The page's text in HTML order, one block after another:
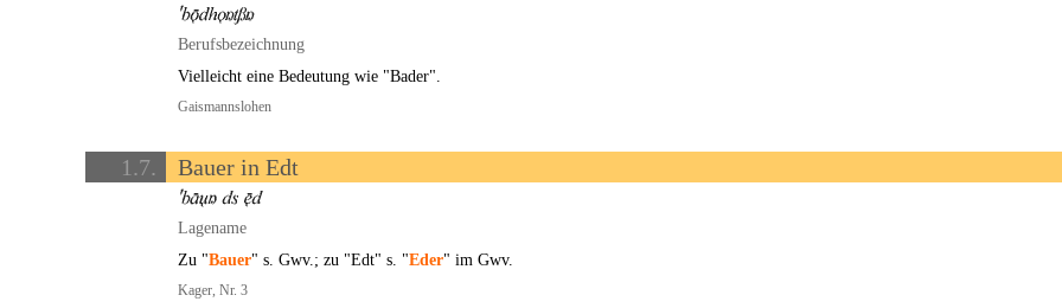
Berufsbezeichnung
Vielleicht eine Bedeutung wie "Bader".
Gaismannslohen
1.7. Bauer in Edt
Lagename
Zu "Bauer" s. Gwv.; zu "Edt" s. "Eder" im Gwv.
Kager, Nr. 3